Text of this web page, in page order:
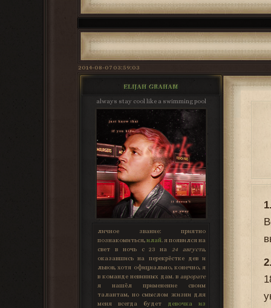
2014-08-07 03:59:03
ELIJAH GRAHAM
always stay cool like a swimming pool
личное звание: приятно
познакомиться,илай . я появился на
свет в ночь с 23 на
24 августа,
оказавшись на перекрёстке дев и
львов, хотя официально, конечно, я
в команде невинных дам. в аврорате
я нашёл применение своим
талантам, но смыслом жизни для
меня всегда будет девочка из